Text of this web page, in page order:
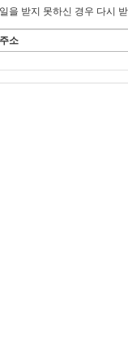
을 받지 못하신 경우 다시
소